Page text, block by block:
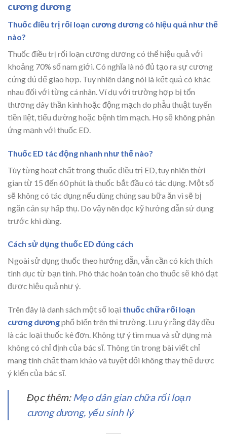
cương dương
Thuốc điều trị rối loạn cương dương có hiệu quả như thế
nào?
Thuốc điều trị rối loạn cương dương có thể hiệu quả với
khoảng 70% số nam giới. Có nghĩa là nó đủ tạo ra sự cương
cứng đủ để giao hợp. Tuy nhiên đáng nói là kết quả có khác
nhau đối với từng cá nhân. Ví dụ với trường hợp bị tổn
thương dây thần kinh hoặc động mạch do phẫu thuật tuyến
tiền liệt, tiểu đường hoặc bệnh tim mạch. Họ sẽ không phản
ứng mạnh với thuốc ED.
Thuốc ED tác động nhanh như thế nào?
Tùy từng hoạt chất trong thuốc điều trị ED, tuy nhiên thời
gian từ 15 đến 60 phút là thuốc bắt đầu có tác dụng. Một số
sẽ không có tác dụng nếu dùng chúng sau bữa ăn vì sẽ bị
ngăn cản sự hấp thụ. Do vậy nên đọc kỹ hướng dẫn sử dụng
trước khi dùng.
Cách sử dụng thuốc ED đúng cách
Ngoài sử dụng thuốc theo hướng dẫn, vẫn cần có kích thích
tình dục từ bạn tình. Phó thác hoàn toàn cho thuốc sẽ khó đạt
được hiệu quả như ý.
Trên đây là danh sách một số loại thuốc chữa rối loạn
cương dươngphổ biến trên thị trường. Lưu ý rằng đây đều
là các loại thuốc kê đơn. Không tự ý tìm mua và sử dụng mà
không có chỉ định của bác sĩ. Thông tin trong bài viết chỉ
mang tính chất tham khảo và tuyệt đối không thay thế được
ý kiến của bác sĩ.
Đọc thêm: Mẹo dân gian chữa rối loạn
cương dương, yếu sinh lý